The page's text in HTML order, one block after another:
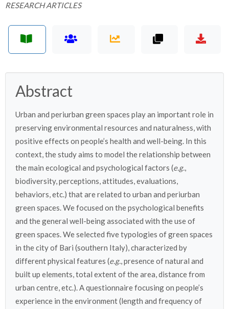
RESEARCH ARTICLES
Abstract
Urban and periurban green spaces play an important role in
preserving environmental resources and naturalness, with
positive effects on people’s health and well-being. In this
context, the study aims to model the relationship between
the main ecological and psychological factors (e.g.,
biodiversity, perceptions, attitudes, evaluations,
behaviors, etc.) that are related to urban and periurban
green spaces. We focused on the psychological benefits
and the general well-being associated with the use of
green spaces. We selected five typologies of green spaces
in the city of Bari (southern Italy), characterized by
different physical features (e.g., presence of natural and
built up elements, total extent of the area, distance from
urban centre, etc.). A questionnaire focusing on people’s
experience in the environment (length and frequency of